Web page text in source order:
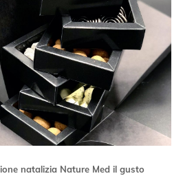
natalizia Nature Med il gusto